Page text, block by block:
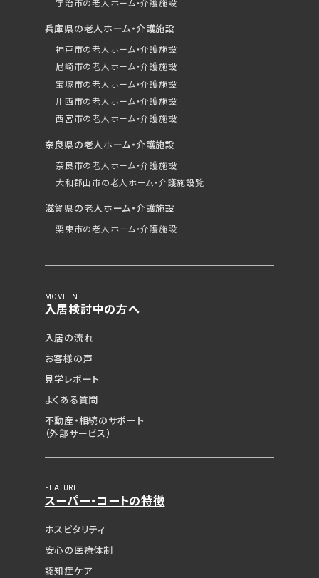
宇治市の老人ホーム・介護施設
兵庫県の老人ホーム・介護施設
神戸市の老人ホーム・介護施設
尼崎市の老人ホーム・介護施設
宝塚市の老人ホーム・介護施設
川西市の老人ホーム・介護施設
西宮市の老人ホーム・介護施設
奈良県の老人ホーム・介護施設
奈良市の老人ホーム・介護施設
大和郡山市の老人ホーム・介護施設覧
滋賀県の老人ホーム・介護施設
栗東市の老人ホーム・介護施設
MOVE IN
入居検討中の方へ
入居の流れ
お客様の声
見学レポート
よくある質問
不動産・相続のサポート
（外部サービス）
FEATURE
スーパー・コートの特徴
ホスピタリティ
安心の医療体制
認知症ケア